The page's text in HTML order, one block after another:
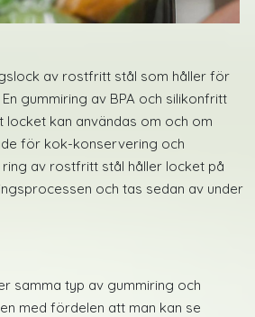
av rostfritt stål som håller för
gummiring av BPA och silikonfritt
locket kan användas om och om
för kok-konservering och
av rostfritt stål håller locket på
och tas sedan av under
samma typ av gummiring och
med fördelen att man kan se